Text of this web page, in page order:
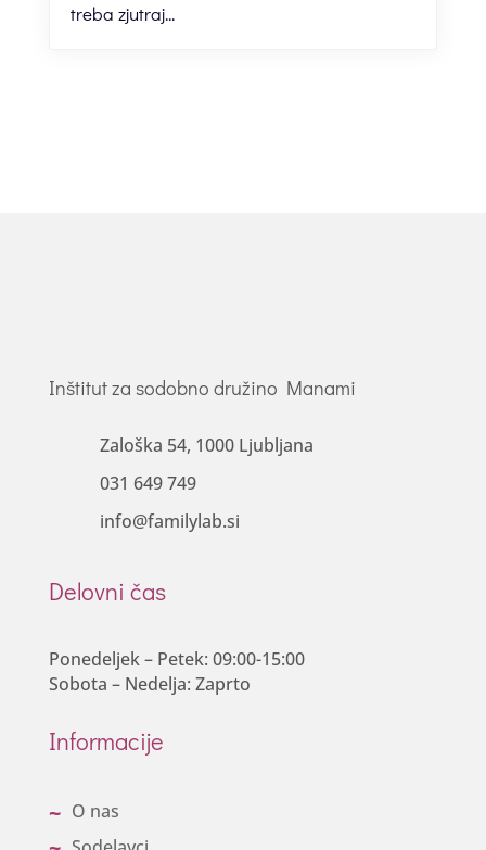
treba zjutraj...
Inštitut za sodobno družino Manami
Zaloška 54, 1000 Ljubljana
031 649 749
info@familylab.si
Delovni čas
Ponedeljek – Petek: 09:00-15:00
Sobota – Nedelja: Zaprto
Informacije
O nas